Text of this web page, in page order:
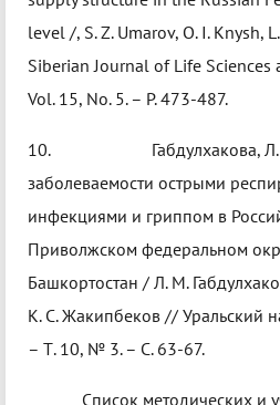
level /, S. Z. Umarov, O. I. Knysh,
Siberian Journal of Life Sciences
Vol. 15, No. 5. – P. 473-487.
10. Габдулхакова, Л.
заболеваемости острыми
инфекциями и гриппом в
Приволжском федеральном
Башкортостан / Л. М.
К. С. Жакипбеков // Уральский
– Т. 10, № 3. – С. 63-67.
Список методических и